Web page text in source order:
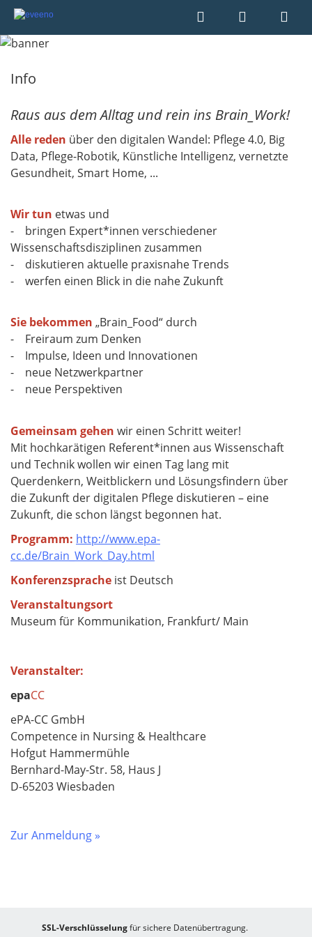
Info
Raus aus dem Alltag und rein ins Brain_Work!
Alle reden über den digitalen Wandel: Pflege 4.0, Big
Data, Pflege-Robotik, Künstliche Intelligenz, vernetzte
Gesundheit, Smart Home, ...
Wir tun etwas und
- bringen Expert*innen verschiedener
Wissenschaftsdisziplinen zusammen
- diskutieren aktuelle praxisnahe Trends
- werfen einen Blick in die nahe Zukunft
Sie bekommen „Brain_Food“ durch
- Freiraum zum Denken
- Impulse, Ideen und Innovationen
- neue Netzwerkpartner
- neue Perspektiven
Gemeinsam gehen wir einen Schritt weiter!
Mit hochkarätigen Referent*innen aus Wissenschaft
und Technik wollen wir einen Tag lang mit
Querdenkern, Weitblickern und Lösungsfindern über
die Zukunft der digitalen Pflege diskutieren – eine
Zukunft, die schon längst begonnen hat.
Programm: http://www.epa-
cc.de/Brain_Work_Day.html
Konferenzsprache ist Deutsch
Veranstaltungsort
Museum für Kommunikation, Frankfurt/ Main
Veranstalter:
epaCC
ePA-CC GmbH
Competence in Nursing & Healthcare
Hofgut Hammermühle
Bernhard-May-Str. 58, Haus J
D-65203 Wiesbaden
Zur Anmeldung »
SSL-Verschlüsselungfür sichere Datenübertragung.